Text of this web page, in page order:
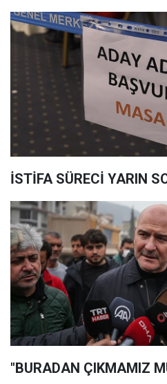
İSTİFA SÜRECİ YARIN
"BURADAN ÇIKMAMIZ